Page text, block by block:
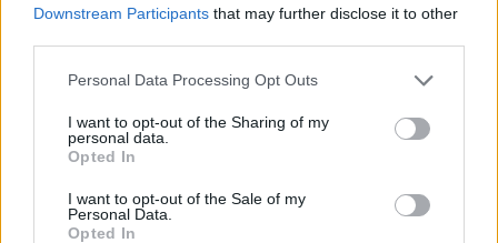
Downstream Participants that may further disclose it to other
Personal Data Processing Opt Outs
I want to opt-out of the Sharing of my
personal data.
Opted In
I want to opt-out of the Sale of my
Personal Data.
Opted In
odpowiedzi uwzględnij również
wybrany kontekst.
Kategorie
opracowania
Tagi
Rok 1984 - opracowanie
Julia (Rok 1984) – charakterystyka
Czym była nowomowa? Wyjaśnij pojęcie i